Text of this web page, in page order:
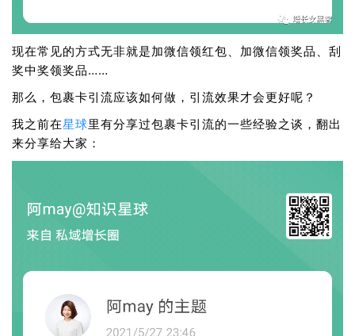
现在常见的方式无非就是加微信领红包、加微信领奖品、刮
奖中奖领奖品……
那么，包裹卡引流应该如何做，引流效果才会更好呢？
我之前在星球里有分享过包裹卡引流的一些经验之谈，翻出
来分享给大家：